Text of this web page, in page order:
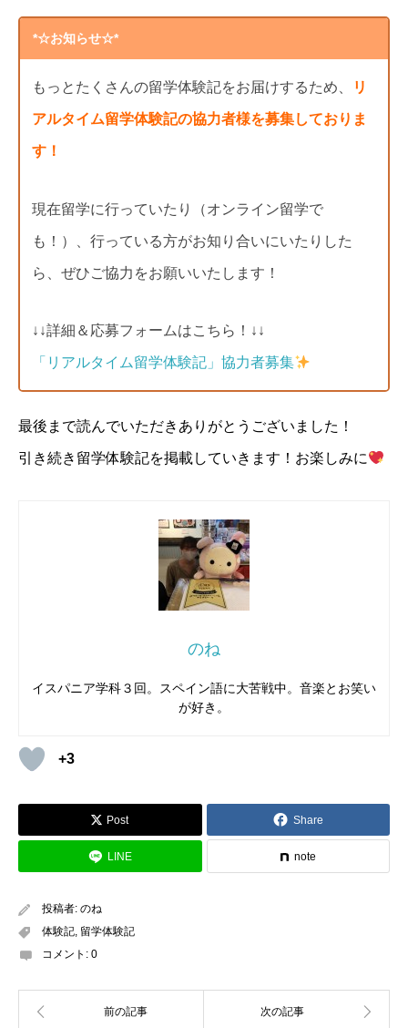
*☆お知らせ☆*
もっとたくさんの留学体験記をお届けするため、 リ
アルタイム留学体験記の協力者様を募集しておりま
す！
現在留学に行っていたり（オンライン留学で
も！）、行っている方がお知り合いにいたりした
ら、ぜひご協力をお願いいたします！
↓↓詳細＆応募フォームはこちら！↓↓
「リアルタイム留学体験記」協力者募集
最後まで読んでいただきありがとうございました！
引き続き留学体験記を掲載していきます！お楽しみに
のね
イスパニア学科３回。スペイン語に大苦戦中。音楽とお笑い
が好き。
+3
Post Share
LINE note
投稿者: のね
体験記 留学体験記
コメント: 0